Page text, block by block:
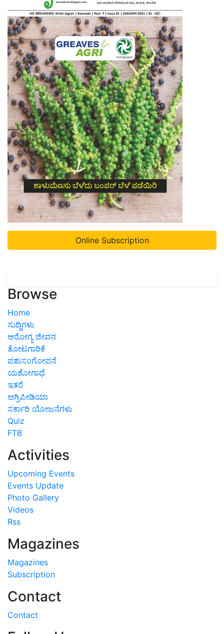
Online Subscription
Browse
Home
ಸುದ್ದಿಗಳು
ಆರೋಗ್ಯ ಜೀವನ
ತೋಟಗಾರಿಕೆ
ಪಶುಸಂಗೋಪನೆ
ಯಶೋಗಾಥೆ
ಇತರೆ
ಅಗ್ರಿಪೀಡಿಯಾ
ಸರ್ಕಾರಿ ಯೋಜನೆಗಳು
Quiz
FTB
Activities
Upcoming Events
Events Update
Photo Gallery
Videos
Rss
Magazines
Magazines
Subscription
Contact
Contact